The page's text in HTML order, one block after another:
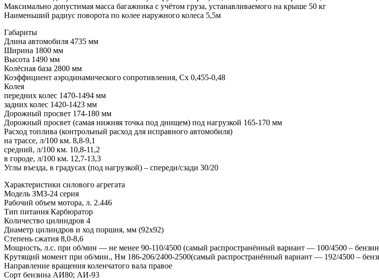
Максимально допустимая масса багажника с учётом груза, устанавливаемого на крыше 50 кг
Наименьший радиус поворота по колее наружного колеса 5,5м
Габариты
Длина автомобиля 4735 мм
Ширина 1800 мм
Высота 1490 мм
Колёсная база 2800 мм
Коэффициент аэродинамического сопротивления, Cx 0,455-0,48
Колея
передних колес 1470-1494 мм
задних колес 1420-1423 мм
Дорожный просвет 174-180 мм
Дорожный просвет (самая нижняя точка под днищем) под нагрузкой 165-170 мм
Расход топлива (контрольный расход для исправного автомобиля)
на трассе, л/100 км. 8,8-9,1
средний, л/100 км. 10,8-11,2
в городе, л/100 км. 12,7-13,3
Углы въезда, в градусах (под нагрузкой) – спереди/сзади 30/20
Характеристики силового агрегата
Модель ЗМЗ-24 серия
Рабочий объем мотора, л. 2.446
Тип питания Карбюратор
Количество цилиндров 4
Диаметр цилиндров и ход поршня, мм (92х92)
Степень сжатия 8,0-8,6
Мощность, л.с. при об/мин — не менее 90-110/4500 (самый распространённый вариант — 100/4500 –
Крутящий момент при об/мин., Нм 186-206/2400-2500(самый распространённый вариант — 192/4500 –
Направление вращения коленчатого вала правое
Сорт бензина АИ80; АИ-93